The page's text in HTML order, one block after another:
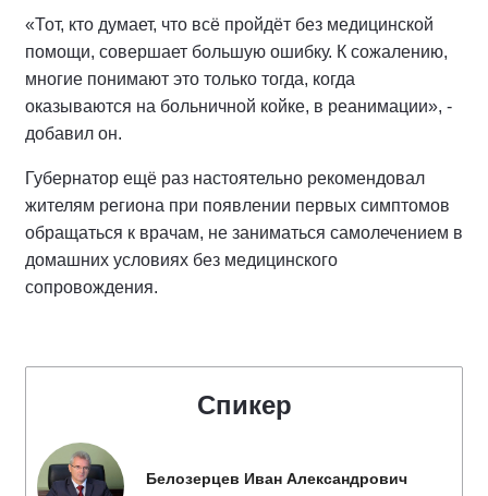
«Тот, кто думает, что всё пройдёт без медицинской
помощи, совершает большую ошибку. К сожалению,
многие понимают это только тогда, когда
оказываются на больничной койке, в реанимации», -
добавил он.
Губернатор ещё раз настоятельно рекомендовал
жителям региона при появлении первых симптомов
обращаться к врачам, не заниматься самолечением в
домашних условиях без медицинского
сопровождения.
Спикер
Белозерцев Иван Александрович